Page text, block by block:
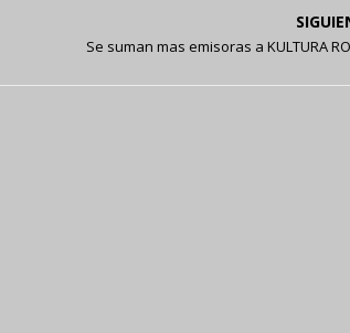
Se suman mas emisoras a KULTURA